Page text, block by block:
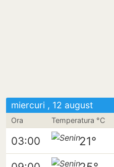
miercuri , 12 august
Ora Temperatura °C
03:00 21°